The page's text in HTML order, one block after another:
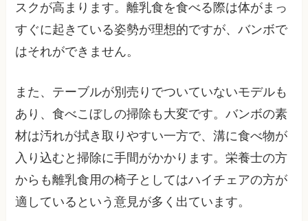
スクが高まります。離乳食を食べる際は体がまっ
すぐに起きている姿勢が理想的ですが、バンボで
はそれができません。
また、テーブルが別売りでついていないモデルも
あり、食べこぼしの掃除も大変です。バンボの素
材は汚れが拭き取りやすい一方で、溝に食べ物が
入り込むと掃除に手間がかかります。栄養士の方
からも離乳食用の椅子としてはハイチェアの方が
適しているという意見が多く出ています。